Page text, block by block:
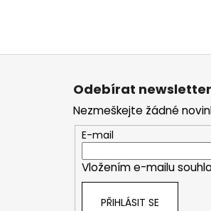
Z
Odebírat newsletter
Nezmeškejte žádné
E-mail
Vložením e-mailu
PŘIHLÁSIT SE